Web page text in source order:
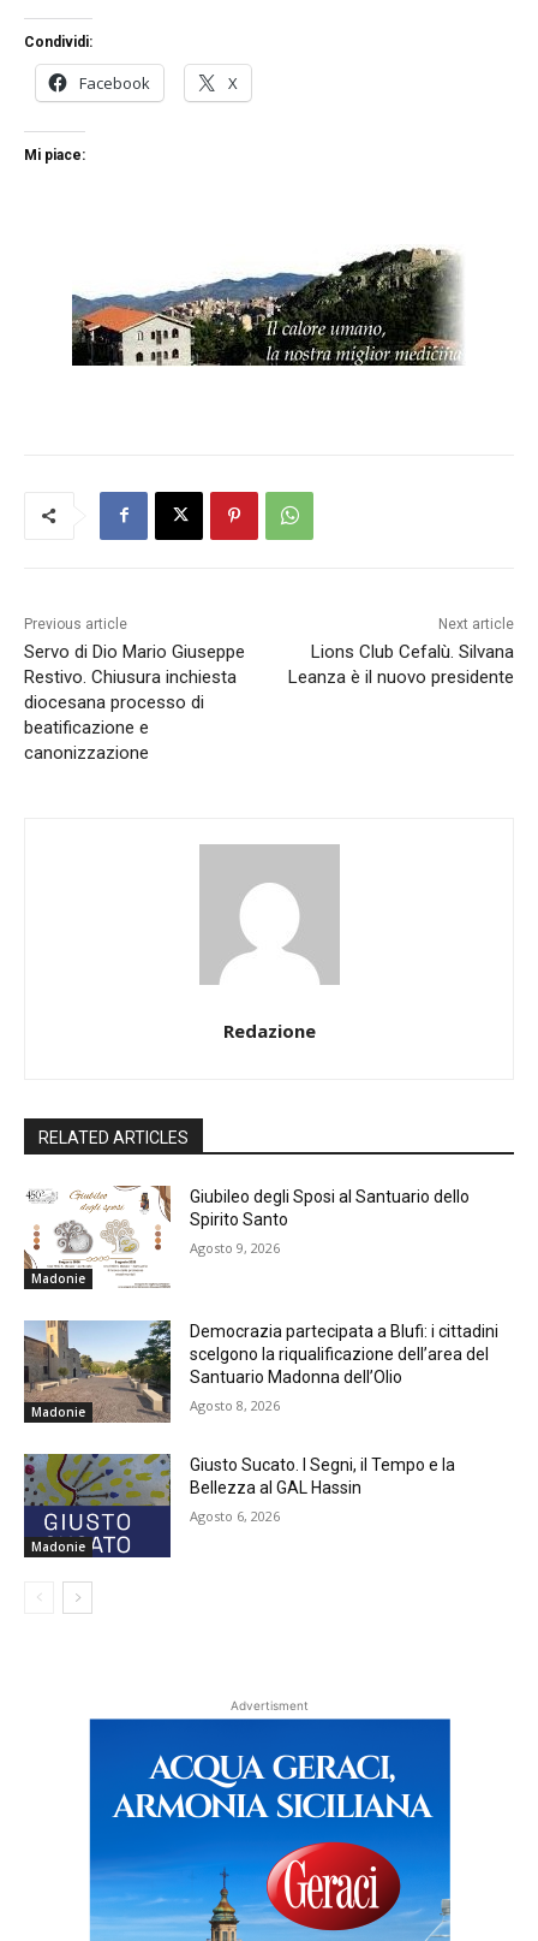
Condividi:
Facebook X
Mi piace:
Previous article
Servo di Dio Mario Giuseppe
Restivo. Chiusura inchiesta
diocesana processo di
beatificazione e
canonizzazione
Next article
Lions Club Cefalù. Silvana
Leanza è il nuovo presidente
Redazione
RELATED ARTICLES
Madonie
Giubileo degli Sposi al Santuario dello
Spirito Santo
Agosto 9, 2026
Madonie
Democrazia partecipata a Blufi: i cittadini
scelgono la riqualificazione dell’area del
Santuario Madonna dell’Olio
Agosto 8, 2026
Madonie
Giusto Sucato. I Segni, il Tempo e la
Bellezza al GAL Hassin
Agosto 6, 2026
Advertisment